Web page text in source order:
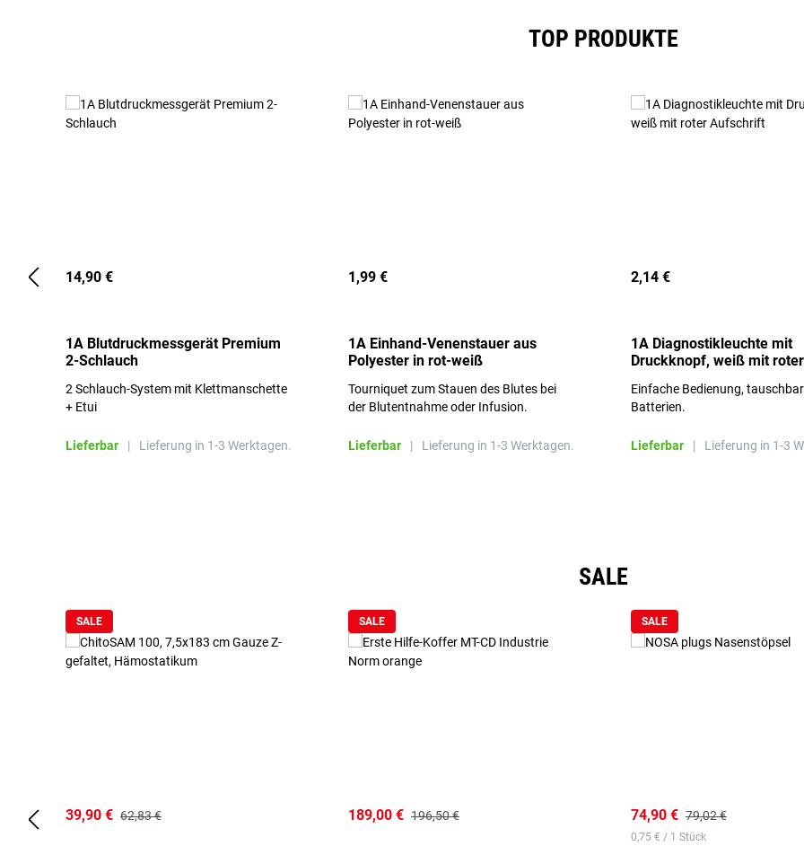
TOP PRODUKTE
14,90 €
1A Blutdruckmessgerät Premium
2-Schlauch
2 Schlauch-System mit Klettmanschette
+ Etui
Lieferbar | Lieferung in 1-3 Werktagen.
1,99 €
1A Einhand-Venenstauer aus
Polyester in rot-weiß
Tourniquet zum Stauen des Blutes bei
der Blutentnahme oder Infusion.
Lieferbar | Lieferung in 1-3 Werktagen.
2,14 €
1A Diagnostikleuchte mit
Druckknopf, weiß mit roter
Einfache Bedienung,
Batterien.
Lieferbar | Lieferung in 1-3
SALE
SALE
39,90 € 62,83 €
SALE
189,00 € 196,50 €
SALE
74,90 € 79,02 €
0,75 € / 1 Stück